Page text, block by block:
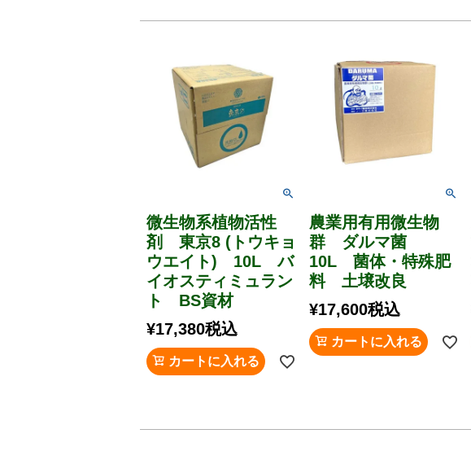
微生物系植物活性
剤 東京8 (トウキョ
ウエイト) 10L バ
イオスティミュラン
ト BS資材
¥17,380税込
カートに入れる
農業用有用微生物
群 ダルマ菌
10L 菌体・特殊肥
料 土壌改良
¥17,600税込
カートに入れる